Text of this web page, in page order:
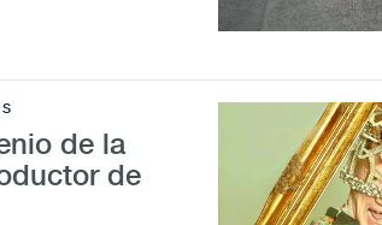
de la
de